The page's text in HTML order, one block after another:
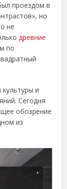
проездом в
но
не
древние
по
и
Сегодня
обозрение
из